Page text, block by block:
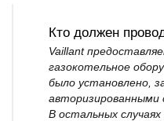
Кто должен
Vaillant
газокотельное
было установлено,
авторизированными
В остальных